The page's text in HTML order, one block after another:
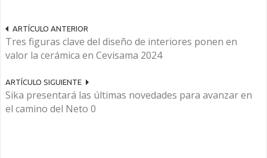
ARTÍCULO ANTERIOR
Tres figuras clave del diseño de interiores ponen en
valor la cerámica en Cevisama 2024
ARTÍCULO SIGUIENTE
Sika presentará las últimas novedades para avanzar en
el camino del Neto 0